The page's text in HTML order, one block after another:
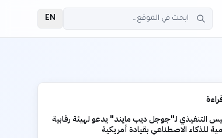
EN
التنفيذي لـ"جوجل ديب مايند" يدعو لهيئة رقابية
للذكاء الاصطناعي بقيادة أمريكية